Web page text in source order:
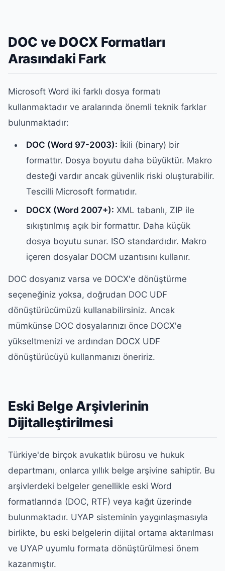
DOC ve DOCX Formatları
Arasındaki Fark
Microsoft Word iki farklı dosya formatı
kullanmaktadır ve aralarında önemli teknik farklar
bulunmaktadır:
DOC (Word 97-2003): İkili (binary) bir
formattır. Dosya boyutu daha büyüktür. Makro
desteği vardır ancak güvenlik riski oluşturabilir.
Tescilli Microsoft formatıdır.
DOCX (Word 2007+): XML tabanlı, ZIP ile
sıkıştırılmış açık bir formattır. Daha küçük
dosya boyutu sunar. ISO standardıdır. Makro
içeren dosyalar DOCM uzantısını kullanır.
DOC dosyanız varsa ve DOCX'e dönüştürme
seçeneğiniz yoksa, doğrudan DOC UDF
dönüştürücümüzü kullanabilirsiniz. Ancak
mümkünse DOC dosyalarınızı önce DOCX'e
yükseltmenizi ve ardından DOCX UDF
dönüştürücüyü kullanmanızı öneririz.
Eski Belge Arşivlerinin
Dijitalleştirilmesi
Türkiye'de birçok avukatlık bürosu ve hukuk
departmanı, onlarca yıllık belge arşivine sahiptir. Bu
arşivlerdeki belgeler genellikle eski Word
formatlarında (DOC, RTF) veya kağıt üzerinde
bulunmaktadır. UYAP sisteminin yaygınlaşmasıyla
birlikte, bu eski belgelerin dijital ortama aktarılması
ve UYAP uyumlu formata dönüştürülmesi önem
kazanmıştır.